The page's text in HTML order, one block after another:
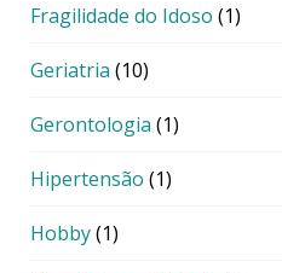
Fragilidade do Idoso (1)
Geriatria (10)
Gerontologia (1)
Hipertensão (1)
Hobby(1)